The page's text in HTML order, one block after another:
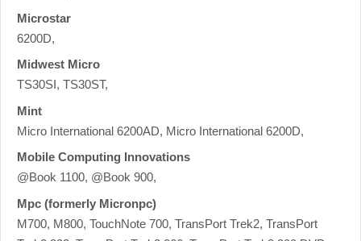
Microstar
6200D,
Midwest Micro
TS30SI, TS30ST,
Mint
Micro International 6200AD, Micro International 6200D,
Mobile Computing Innovations
@Book 1100, @Book 900,
Mpc (formerly Micronpc)
M700, M800, TouchNote 700, TransPort Trek2, TransPort